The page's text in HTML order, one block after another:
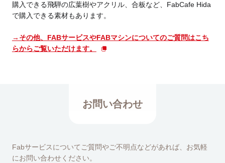
購入できる飛騨の広葉樹やアクリル、合板など、FabCafe Hida
で購入できる素材もあります。
→その他、FABサービスやFABマシンについてのご質問はこち
らからご覧いただけます。
お問い合わせ
Fabサービスについてご質問やご不明点などがあれば、お気軽
にお問い合わせください。